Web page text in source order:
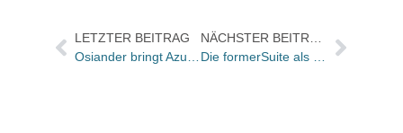
LETZTER BEITRAG